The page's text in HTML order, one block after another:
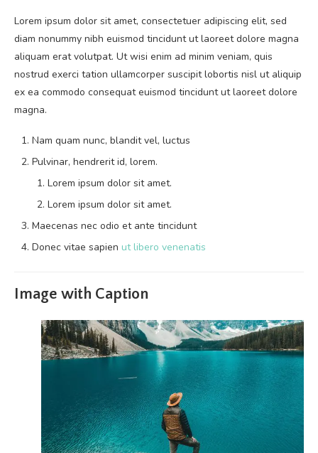
Lorem ipsum dolor sit amet, consectetuer adipiscing elit, sed
diam nonummy nibh euismod tincidunt ut laoreet dolore magna
aliquam erat volutpat. Ut wisi enim ad minim veniam, quis
nostrud exerci tation ullamcorper suscipit lobortis nisl ut aliquip
ex ea commodo consequat euismod tincidunt ut laoreet dolore
magna.
Nam quam nunc, blandit vel, luctus
Pulvinar, hendrerit id, lorem.
Lorem ipsum dolor sit amet.
Lorem ipsum dolor sit amet.
Maecenas nec odio et ante tincidunt
Donec vitae sapien ut libero venenatis
Image with Caption